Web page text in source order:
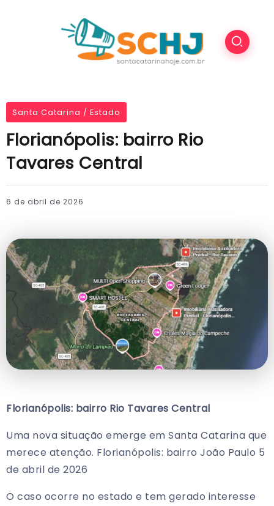
Santa Catarina / Estado
Florianópolis: bairro Rio
Tavares Central
6 de abril de 2026
Florianópolis: bairro Rio Tavares Central
Uma nova situação emerge em Santa Catarina que
merece atenção. Florianópolis: bairro João Paulo 5
de abril de 2026
O caso ocorre no estado e tem gerado interesse